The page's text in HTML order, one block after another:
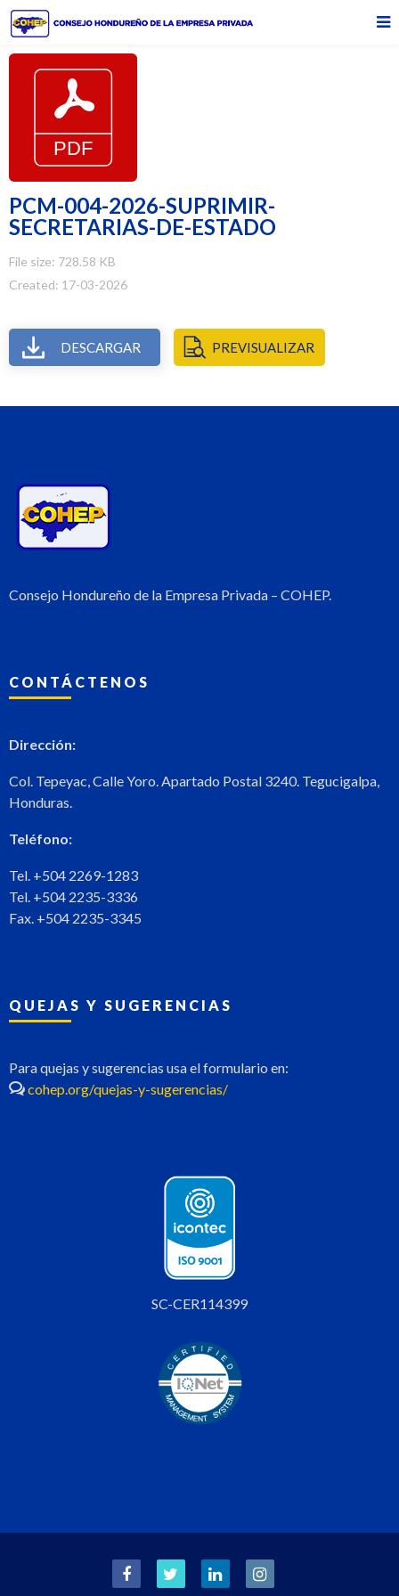
PCM-004-2026-SUPRIMIR-
SECRETARIAS-DE-ESTADO
File size: 728.58 KB
Created: 17-03-2026
DESCARGAR PREVISUALIZAR
Consejo Hondureño de la Empresa Privada – COHEP.
CONTÁCTENOS
Dirección:
Col. Tepeyac, Calle Yoro. Apartado Postal 3240. Tegucigalpa,
Honduras.
Teléfono:
Tel. +504 2269-1283
Tel. +504 2235-3336
Fax. +504 2235-3345
QUEJAS Y SUGERENCIAS
Para quejas y sugerencias usa el formulario en:
cohep.org/quejas-y-sugerencias/
SC-CER114399